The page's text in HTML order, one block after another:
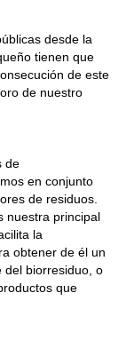
desde la
tienen que
de este
de nuestro
de
en conjunto
de residuos.
nuestra principal
la
obtener de él un
del biorresiduo, o
que